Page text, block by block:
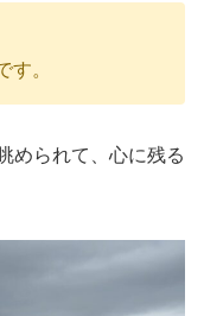
す。
められて、心に残る